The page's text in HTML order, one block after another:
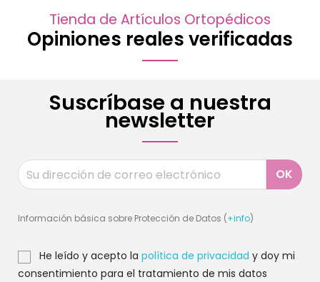
Tienda de Artículos Ortopédicos
Opiniones reales verificadas
Suscríbase a nuestra
newsletter
Información básica sobre Protección de Datos (+info)
He leído y acepto la política de privacidad y doy mi
consentimiento para el tratamiento de mis datos